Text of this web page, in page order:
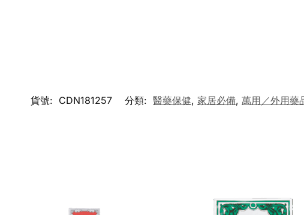
貨號: CDN181257 分類: 醫藥保健, 家居必備, 萬用／外用藥